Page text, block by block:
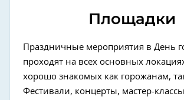
Площадки
Праздничные мероприятия в День
проходят на всех основных
хорошо знакомых как горожанам,
Фестивали, концерты, мастер-